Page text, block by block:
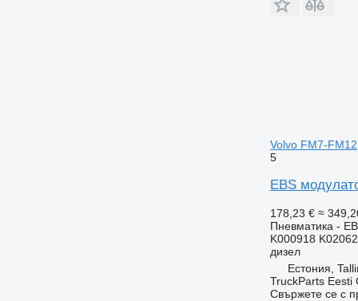
Volvo FM7-
5
EBS
178,23 € ≈
Пневматика -
K000918
дизел
Естония,
TruckParts Eesti
Свържете се с